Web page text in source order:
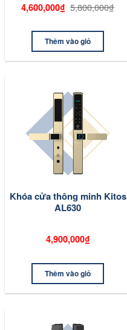
4,600,000₫ 5,800,000₫
Thêm vào giỏ
Khóa cửa thông minh Kitos
AL630
4,900,000₫
Thêm vào giỏ